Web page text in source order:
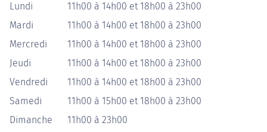
Lundi
11h00 à 14h00 et 18h00 à 23h00
Mardi
11h00 à 14h00 et 18h00 à 23h00
Mercredi
11h00 à 14h00 et 18h00 à 23h00
Jeudi
11h00 à 14h00 et 18h00 à 23h00
Vendredi
11h00 à 14h00 et 18h00 à 23h00
Samedi
11h00 à 15h00 et 18h00 à 23h00
Dimanche
11h00 à 23h00